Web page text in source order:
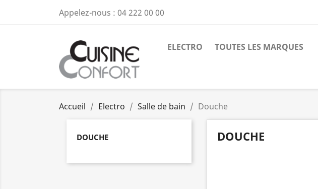
Appelez-nous : 04 222 00 00
ELECTRO TOUTES LES MARQUES
Accueil Electro Salle de bain Douche
DOUCHE DOUCHE